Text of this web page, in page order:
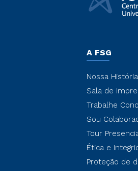
A FSG
Nossa História
Sala de
Trabalhe
Sou
Tour
Ética e
Proteção de